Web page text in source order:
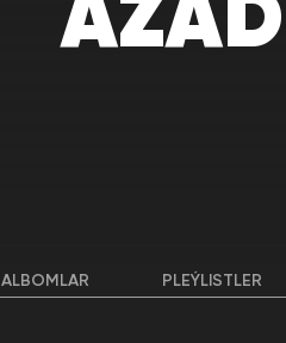
AZAD
ALBOMLAR PLEÝLISTLER